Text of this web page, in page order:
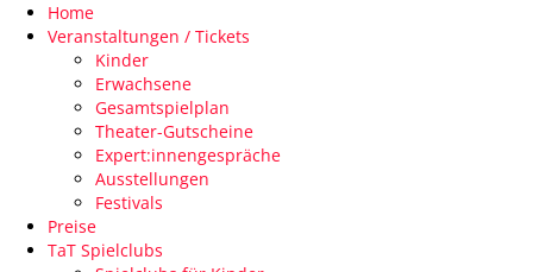
Home
Veranstaltungen / Tickets
Kinder
Erwachsene
Gesamtspielplan
Theater-Gutscheine
Expert:innengespräche
Ausstellungen
Festivals
Preise
TaT Spielclubs